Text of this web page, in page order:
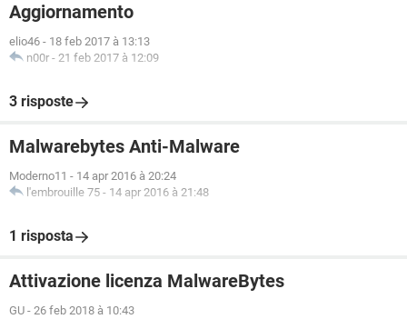
Aggiornamento
elio46 - 18 feb 2017 à 13:13
n00r - 21 feb 2017 à 12:09
3 risposte
Malwarebytes Anti-Malware
Moderno11 - 14 apr 2016 à 20:24
l'embrouille 75 - 14 apr 2016 à 21:48
1 risposta
Attivazione licenza MalwareBytes
GU - 26 feb 2018 à 10:43